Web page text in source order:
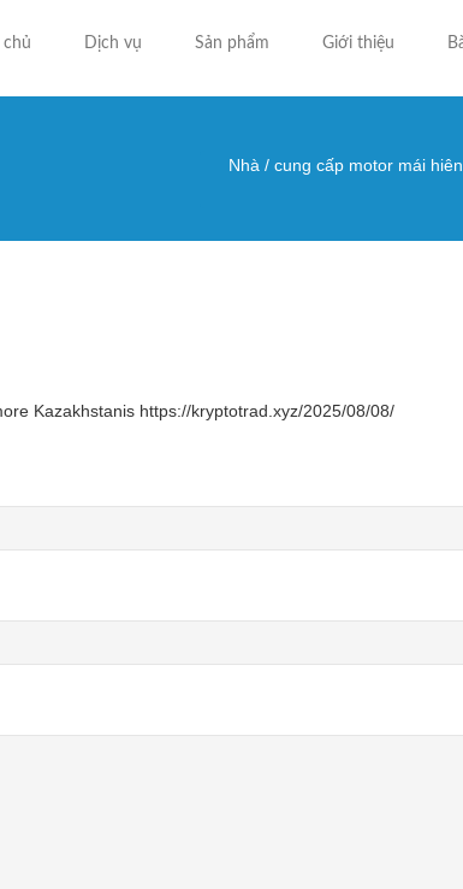
chủ Dịch vụ Sản phẩm Giới thiệu
Bạn đang ở đây
Nhà / cung cấp motor mái
Kazakhstanis https://kryptotrad.xyz/2025/08/08/